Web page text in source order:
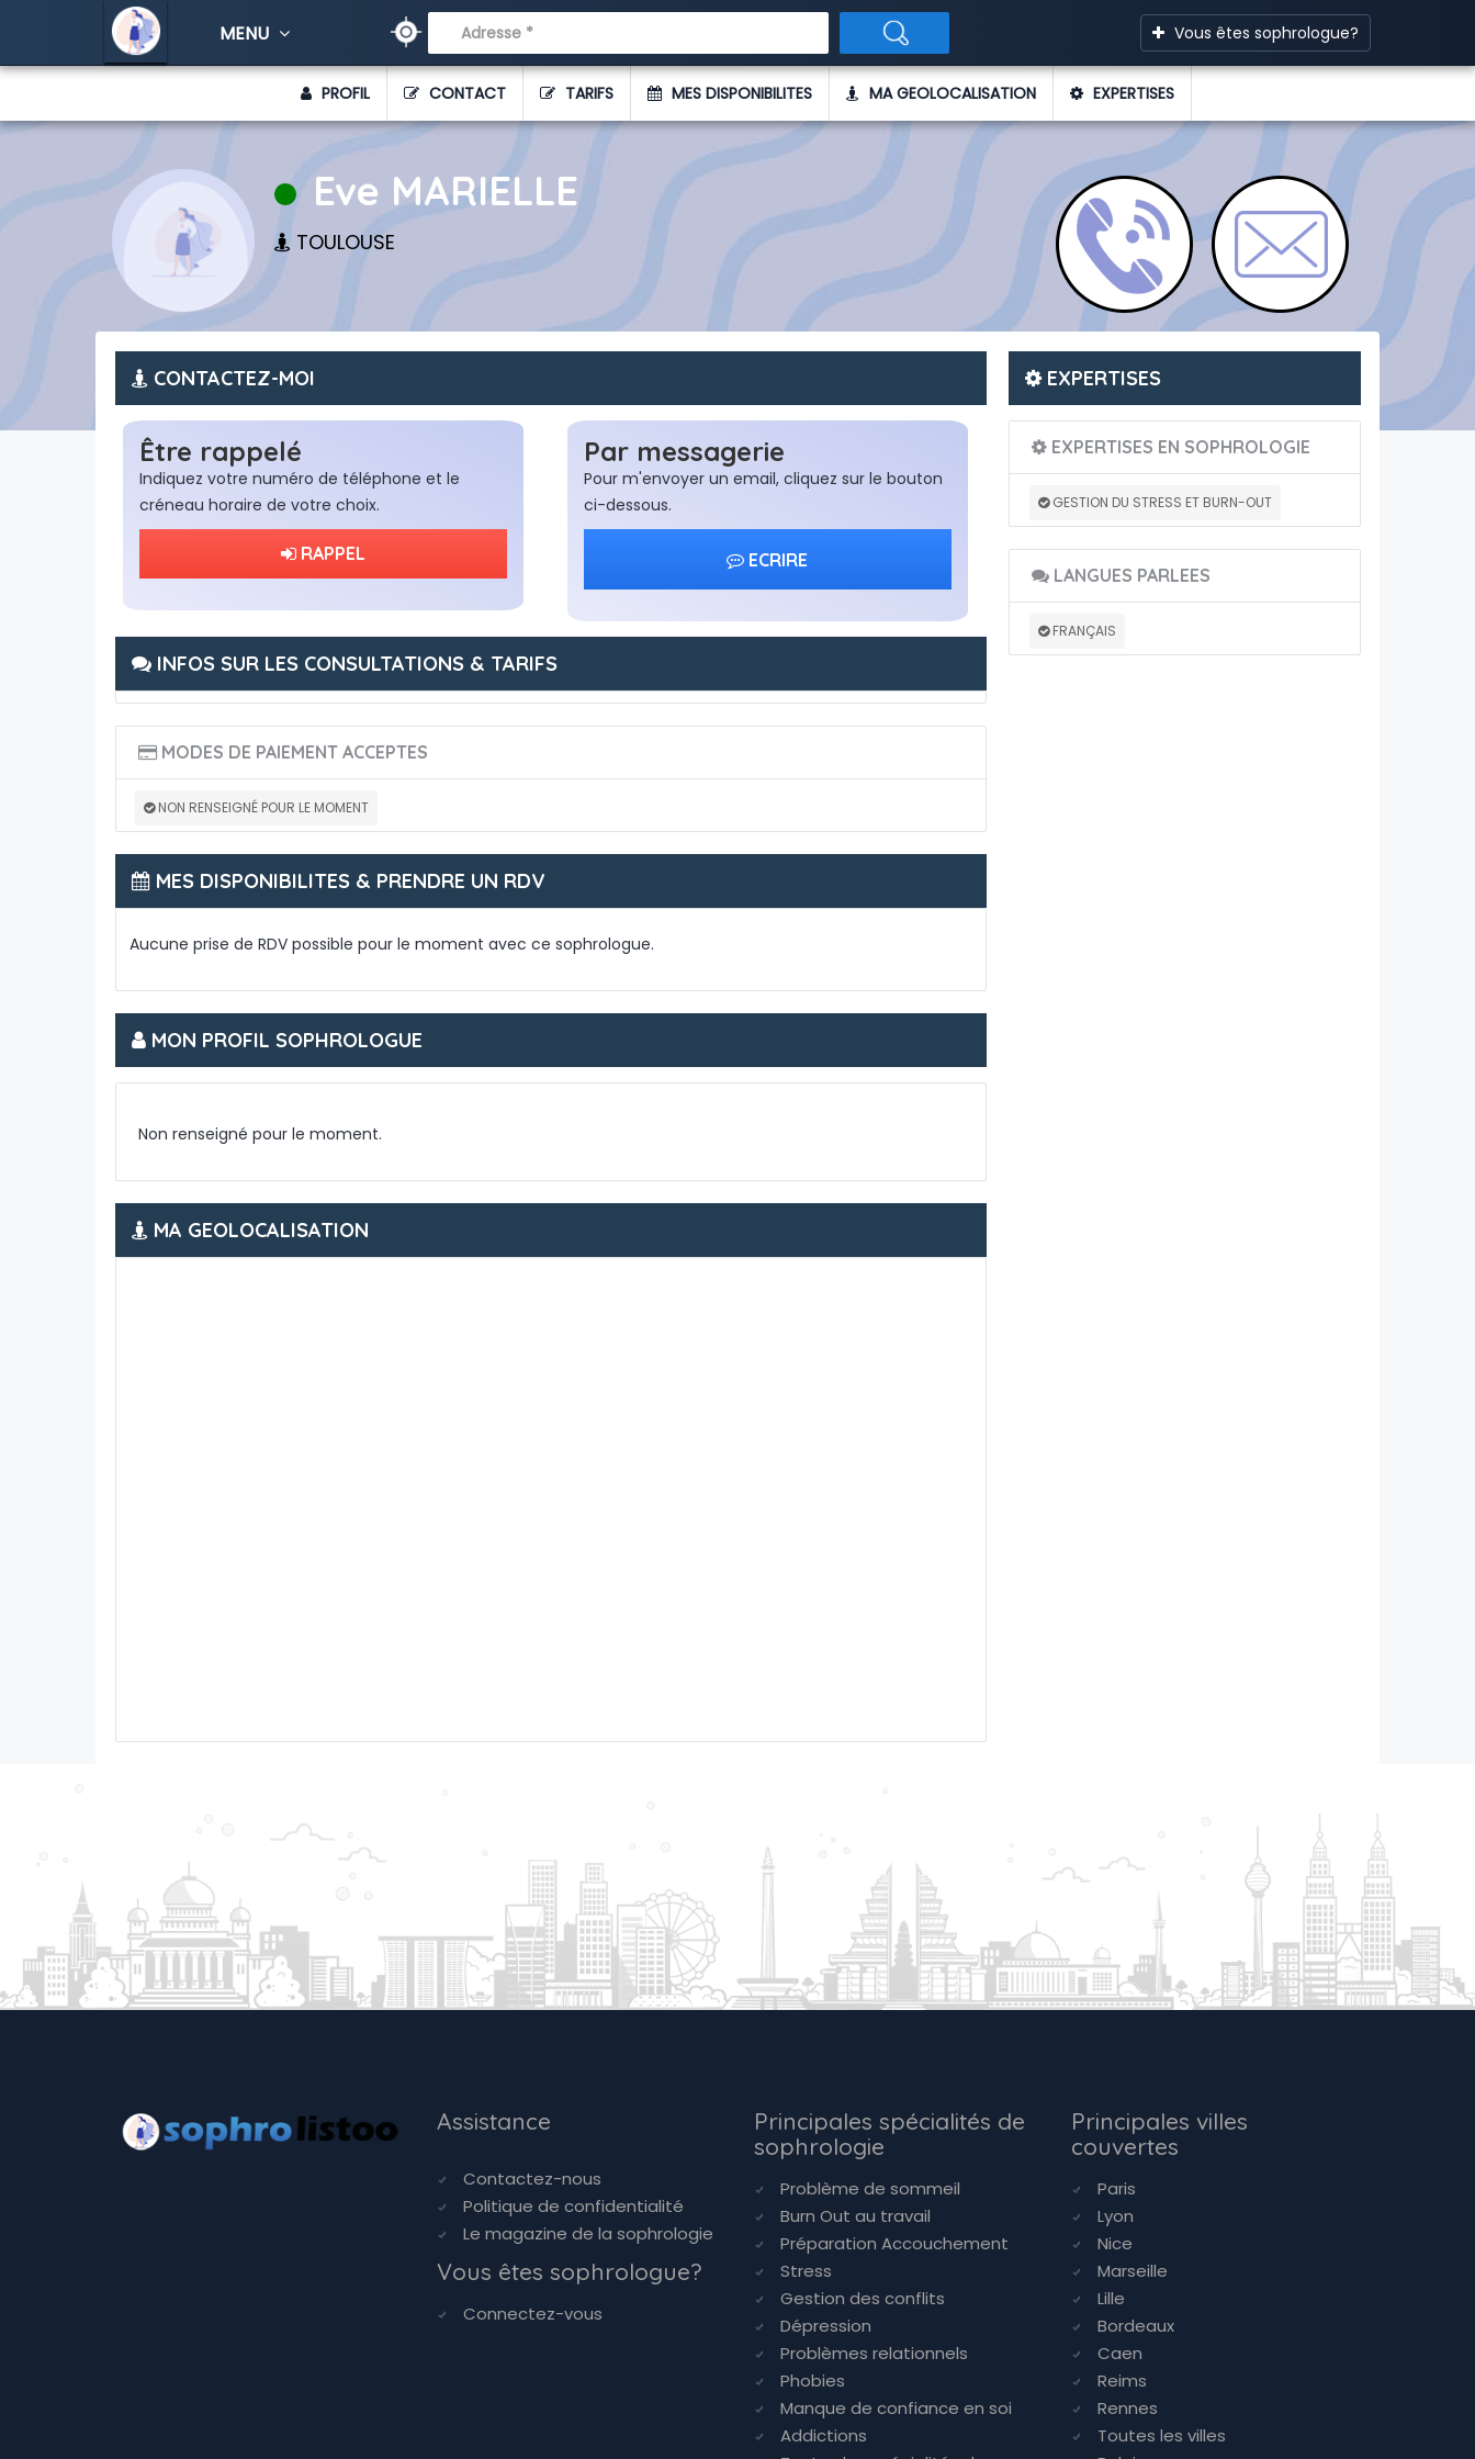
MENU Vous êtes sophrologue?
PROFIL CONTACT TARIFS MES DISPONIBILITES MA GEOLOCALISATION EXPERTISES
Eve MARIELLE
TOULOUSE
CONTACTEZ-MOI
Être rappelé
Indiquez votre numéro de téléphone et le
créneau horaire de votre choix.
RAPPEL
Par messagerie
Pour m'envoyer un email, cliquez sur le bouton
ci-dessous.
ECRIRE
INFOS SUR LES CONSULTATIONS & TARIFS
MODES DE PAIEMENT ACCEPTES
NON RENSEIGNÉ POUR LE MOMENT
MES DISPONIBILITES & PRENDRE UN RDV
Aucune prise de RDV possible pour le moment avec ce sophrologue.
MON PROFIL SOPHROLOGUE
Non renseigné pour le moment.
MA GEOLOCALISATION
EXPERTISES
EXPERTISES EN SOPHROLOGIE
GESTION DU STRESS ET BURN-OUT
LANGUES PARLEES
FRANÇAIS
Assistance
Contactez-nous
Politique de confidentialité
Le magazine de la sophrologie
Vous êtes sophrologue?
Connectez-vous
Principales spécialités de
sophrologie
Problème de sommeil
Burn Out au travail
Préparation Accouchement
Stress
Gestion des conflits
Dépression
Problèmes relationnels
Phobies
Manque de confiance en soi
Addictions
Principales villes
couvertes
Paris
Lyon
Nice
Marseille
Lille
Bordeaux
Caen
Reims
Rennes
Toutes les villes